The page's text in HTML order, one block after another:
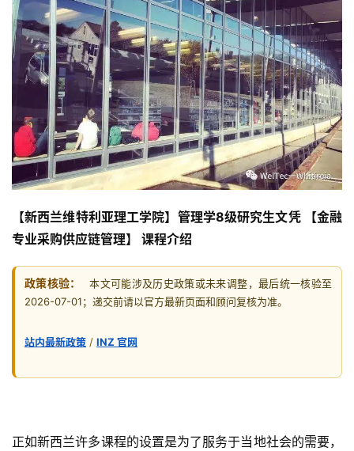
【新西兰维特利亚理工学院】管理学8级研究生文凭 【金融
专业采购供应链管理】 课程介绍
政策核验：
本文可能涉及历史政策或未来调整，最后统一核验至
2026-07-01；递交前请以官方最新页面和顾问复核为准。
站内最新政策 / INZ 官网
正如新西兰许多课程的设置是为了服务于当地社会的需要，